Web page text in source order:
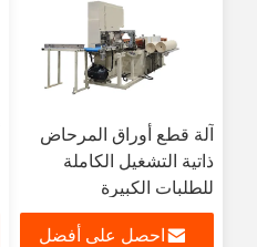
آلة قطع أوراق المرحاض
ذاتية التشغيل الكاملة
للطلبات الكبيرة
احصل على أفضل